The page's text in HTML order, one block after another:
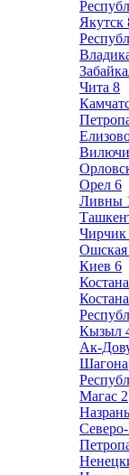
Якутск
Чита 8
Орел 6
Ливны
Чирчик
Ошская
Киев 6
Кызыл
Ак-
Магас 2
Назрань
Северо-